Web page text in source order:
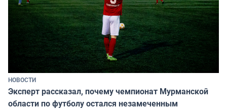
НОВОСТИ
Эксперт рассказал, почему чемпионат Мурманской
области по футболу остался незамеченным